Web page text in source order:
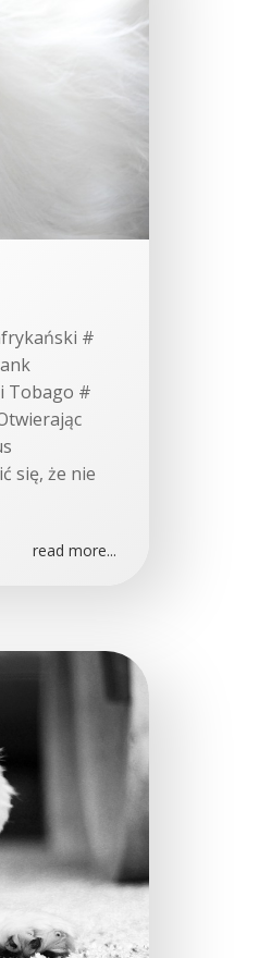
#
Tobago #
się, że nie
read more...